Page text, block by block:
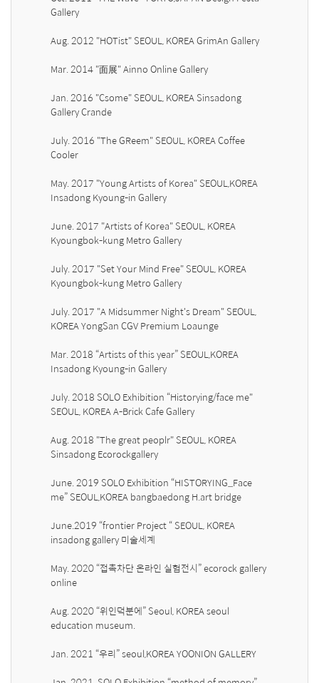
Gallery
Aug. 2012 "HOTist" SEOUL, KOREA GrimAn Gallery
Mar. 2014 "面展" Ainno Online Gallery
Jan. 2016 "Csome" SEOUL, KOREA Sinsadong
Gallery Crande
July. 2016 "The GReem" SEOUL, KOREA Coffee
Cooler
May. 2017 "Young Artists of Korea" SEOUL,KOREA
Insadong Kyoung-in Gallery
June. 2017 "Artists of Korea" SEOUL, KOREA
Kyoungbok-kung Metro Gallery
July. 2017 "Set Your Mind Free" SEOUL, KOREA
Kyoungbok-kung Metro Gallery
July. 2017 "A Midsummer Night's Dream" SEOUL,
KOREA YongSan CGV Premium Loaunge
Mar. 2018 “Artists of this year” SEOUL,KOREA
Insadong Kyoung-in Gallery
July. 2018 SOLO Exhibition “Historying/face me"
SEOUL, KOREA A-Brick Cafe Gallery
Aug. 2018 "The great peoplr" SEOUL, KOREA
Sinsadong Ecorockgallery
June. 2019 SOLO Exhibition “HISTORYING_Face
me” SEOUL,KOREA bangbaedong H.art bridge
June.2019 “frontier Project “ SEOUL, KOREA
insadong gallery 미술세계
May. 2020 “접촉차단 온라인 실험전시” ecorock gallery
online
Aug. 2020 “위인덕분에” Seoul, KOREA seoul
education museum.
Jan. 2021 “우리” seoul,KOREA YOONION GALLERY